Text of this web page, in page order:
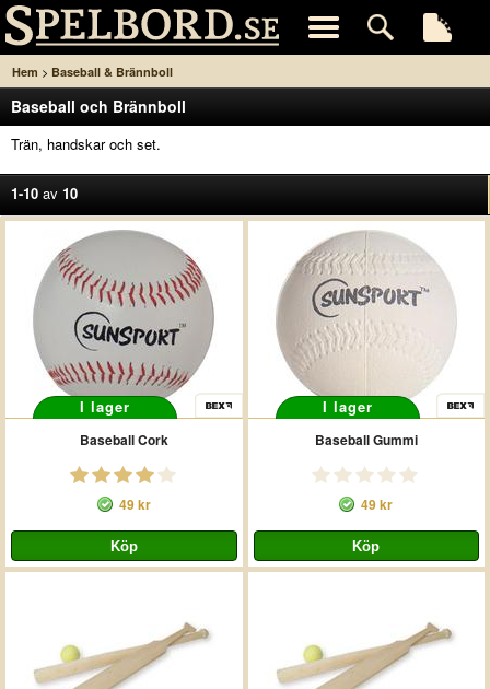
Hem > Baseball & Brännboll
Baseball och Brännboll
Trän, handskar och set.
1-10 av 10
I lager
Baseball Cork
49 kr
I lager
Baseball Gummi
49 kr